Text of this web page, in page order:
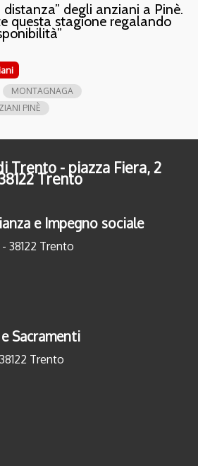
degli anziani a Pinè.
questa stagione regalando
MONTAGNAGA
PINÈ
Trento - piazza Fiera, 2
Trento
e Impegno sociale
38122 Trento
Sacramenti
Trento